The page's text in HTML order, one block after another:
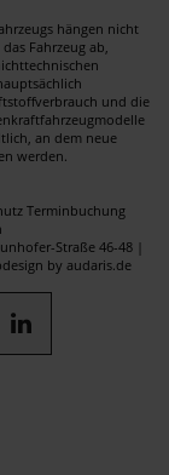
hängen nicht
Fahrzeug ab,
und die
an dem neue
werden.
Terminbuchung
Straße 46-48 |
by audaris.de